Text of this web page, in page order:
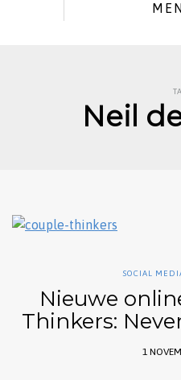
Neil
SOCIAL
Nieuwe
Thinkers:
1